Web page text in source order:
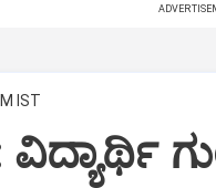
IST
ವಿದ್ಯಾರ್ಥಿ